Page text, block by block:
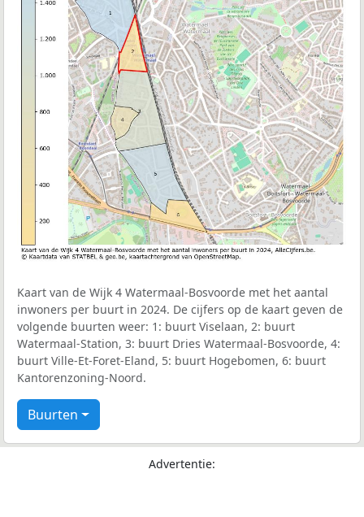
Kaart van de Wijk 4 Watermaal-Bosvoorde met het aantal
inwoners per buurt in 2024. De cijfers op de kaart geven de
volgende buurten weer: 1: buurt Viselaan, 2: buurt
Watermaal-Station, 3: buurt Dries Watermaal-Bosvoorde, 4:
buurt Ville-Et-Foret-Eland, 5: buurt Hogebomen, 6: buurt
Kantorenzoning-Noord.
Buurten
Advertentie: